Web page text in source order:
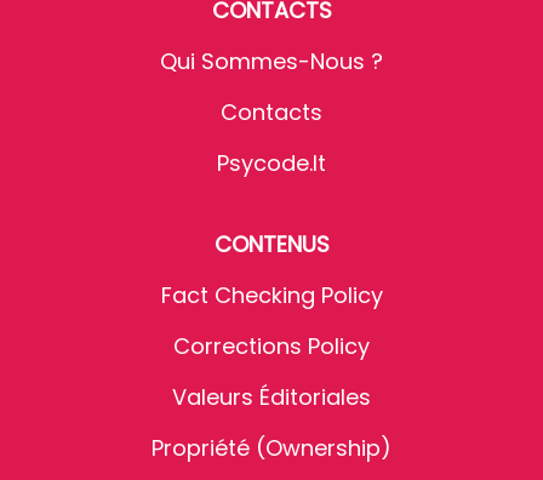
CONTACTS
Qui Sommes-Nous ?
Contacts
Psycode.it
CONTENUS
Fact Checking Policy
Corrections Policy
Valeurs Éditoriales
Propriété (Ownership)